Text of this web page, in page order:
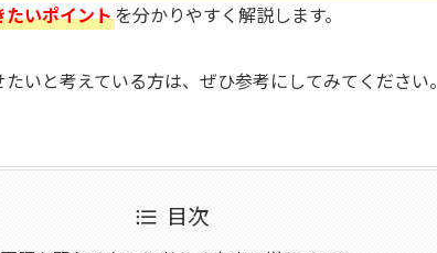
いポイントを分かりやすく解説します。
いと考えている方は、ぜひ参考にしてみてください。
目次